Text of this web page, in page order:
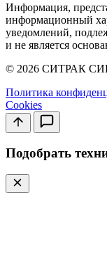
Информация,
информационный
уведомлений,
и не является
© 2026 СИТРАК
Политика
Cookies
Подобрать